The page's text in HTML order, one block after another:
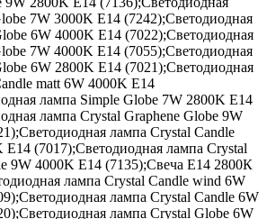
7W 3000K E14 (7242);Светодиодная
6W 4000K E14 (7022);Светодиодная
7W 4000K E14 (7055);Светодиодная
6W 2800K E14 (7021);Светодиодная
matt 6W 4000K E14
лампа Simple Globe 7W 2800K E14
лампа Crystal Graphene Globe 9W
лампа Crystal Candle
(7017);Светодиодная лампа Crystal
9W 4000K E14 (7135);Свеча Е14 2800К
лампа Crystal Candle wind 6W
лампа Crystal Candle 6W
лампа Crystal Globe 6W